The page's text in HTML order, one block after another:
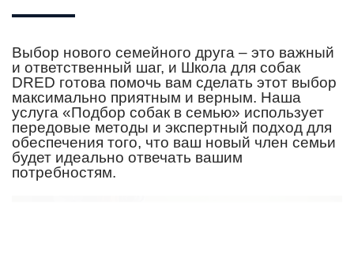
Выбор нового семейного друга – это важный
и ответственный шаг, и Школа для собак
DRED готова помочь вам сделать этот выбор
максимально приятным и верным. Наша
услуга «Подбор собак в семью» использует
передовые методы и экспертный подход для
обеспечения того, что ваш новый член семьи
будет идеально отвечать вашим
потребностям.